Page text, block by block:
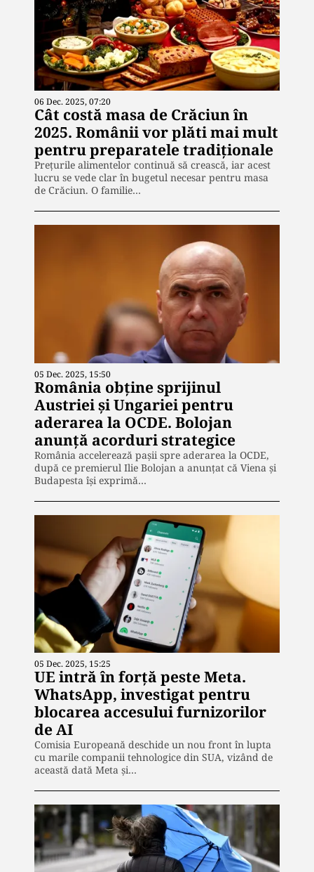
06 Dec. 2025, 07:20
Cât costă masa de Crăciun în
2025. Românii vor plăti mai mult
pentru preparatele tradiționale
Prețurile alimentelor continuă să crească, iar acest
lucru se vede clar în bugetul necesar pentru masa
de Crăciun. O familie…
05 Dec. 2025, 15:50
România obține sprijinul
Austriei și Ungariei pentru
aderarea la OCDE. Bolojan
anunță acorduri strategice
România accelerează pașii spre aderarea la OCDE,
după ce premierul Ilie Bolojan a anunțat că Viena și
Budapesta își exprimă…
05 Dec. 2025, 15:25
UE intră în forță peste Meta.
WhatsApp, investigat pentru
blocarea accesului furnizorilor
de AI
Comisia Europeană deschide un nou front în lupta
cu marile companii tehnologice din SUA, vizând de
această dată Meta și…